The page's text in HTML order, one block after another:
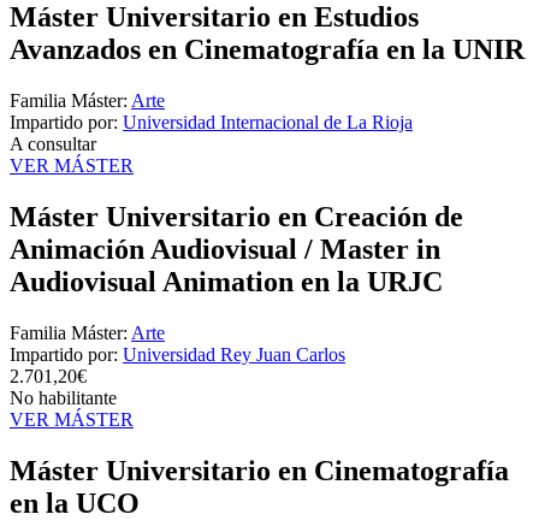
Máster Universitario en Estudios
Avanzados en Cinematografía en la UNIR
Familia Máster: Arte
Impartido por: Universidad Internacional de La Rioja
A consultar
VER MÁSTER
Máster Universitario en Creación de
Animación Audiovisual / Master in
Audiovisual Animation en la URJC
Familia Máster: Arte
Impartido por: Universidad Rey Juan Carlos
2.701,20€
No habilitante
VER MÁSTER
Máster Universitario en Cinematografía
en la UCO